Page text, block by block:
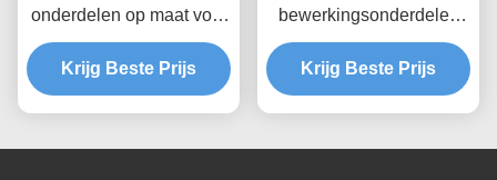
onderdelen op maat voor
stalen messing en
roestvrij materiaal
Krijg Beste Prijs
bewerkingsonderdelen
Duurzame en hoge
precisie hardware
gereedschappen Cnc-
Plastic Abs
Krijg Beste Prijs